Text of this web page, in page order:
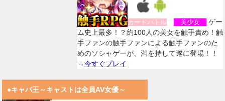
カードバトル 美少女
ゲー
ム史上最多！？約100人の美女を触手責め！触
手ファンの触手ファンによる触手ファンのた
めのソシャゲーが、満を持して遂に登場！！
→今すぐプレイ
●キャバ王～キャストは全員AV女優～